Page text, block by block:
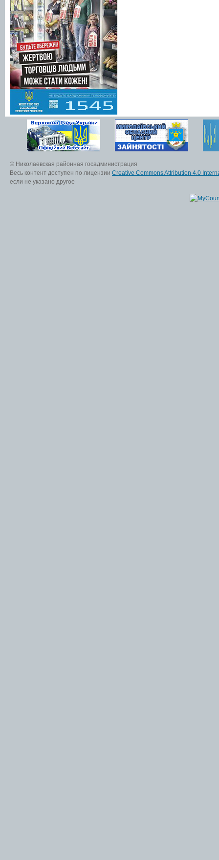
© Николаевская районная госадминистрация
Весь контент доступен по лицензии Creative Commons Attribution 4.0
если не указано другое